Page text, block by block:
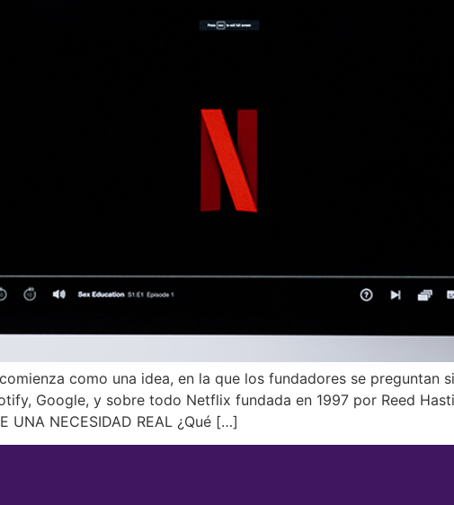
como una idea, en la que los fundadores se preguntan
Google, y sobre todo Netflix fundada en 1997 por Reed
UNA NECESIDAD REAL ¿Qué […]